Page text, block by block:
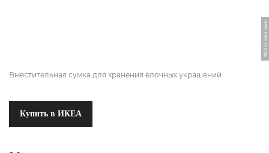
ФОТО: ikea.com
Вместительная сумка для хранения ёлочных украшений
Купить в ИКЕА